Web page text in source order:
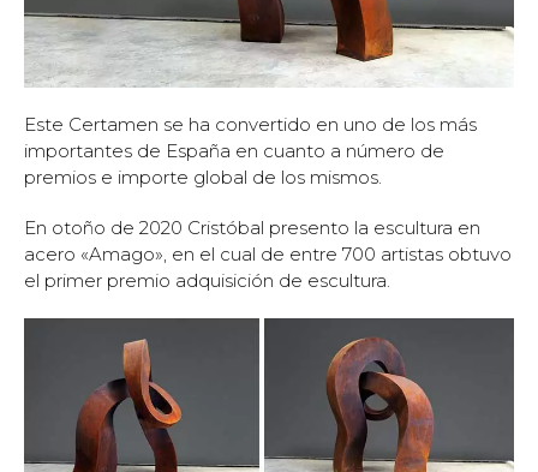
Este Certamen se ha convertido en uno de los más
importantes de España en cuanto a número de
premios e importe global de los mismos.
En otoño de 2020 Cristóbal presento la escultura en
acero «Amago», en el cual de entre 700 artistas obtuvo
el primer premio adquisición de escultura.